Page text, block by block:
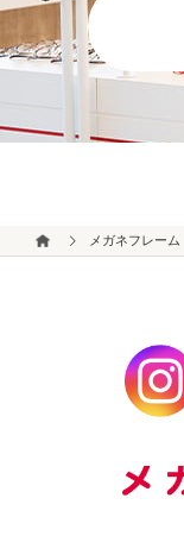
メガネフレーム